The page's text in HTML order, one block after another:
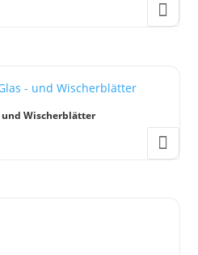
und Wischerblätter